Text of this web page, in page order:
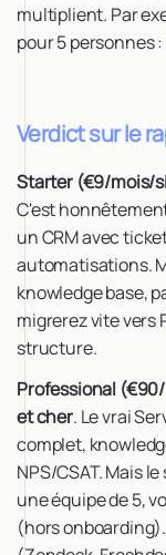
multiplient. Par
pour 5 personnes
Verdict sur le
Starter (€9/mois/
C'est
un CRM avec
automatisations.
knowledge base,
migrerez vite vers
structure.
Professional
et cher. Le vrai
complet,
NPS/CSAT. Mais
une équipe de 5,
(hors